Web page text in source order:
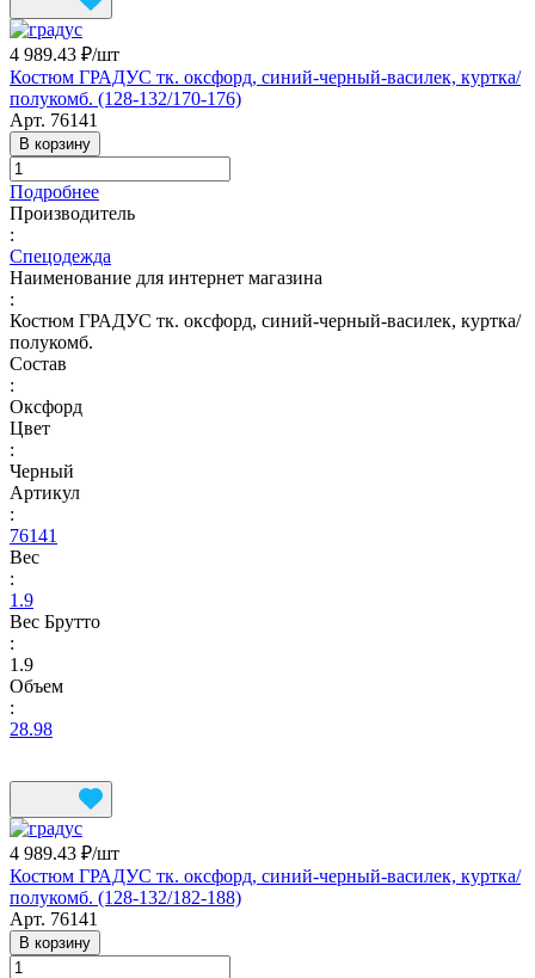
4 989.43 ₽/шт
Костюм ГРАДУС тк. оксфорд, синий-черный-василек, куртка/
полукомб. (128-132/170-176)
Арт. 76141
В корзину
Подробнее
Производитель
:
Спецодежда
Наименование для интернет магазина
:
Костюм ГРАДУС тк. оксфорд, синий-черный-василек, куртка/
полукомб.
Состав
:
Оксфорд
Цвет
:
Черный
Артикул
:
76141
Вес
:
1.9
Вес Брутто
:
1.9
Объем
:
28.98
4 989.43 ₽/шт
Костюм ГРАДУС тк. оксфорд, синий-черный-василек, куртка/
полукомб. (128-132/182-188)
Арт. 76141
В корзину